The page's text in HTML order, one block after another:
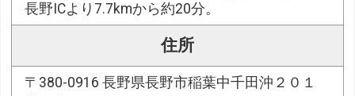
長野ICより7.7kmから約20分。
住所
〒380-0916 長野県長野市稲葉中千田沖２０１